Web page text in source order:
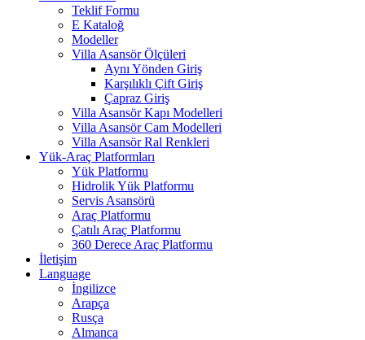
Teklif Formu
E Kataloğ
Modeller
Villa Asansör Ölçüleri
Aynı Yönden Giriş
Karşılıklı Çift Giriş
Çapraz Giriş
Villa Asansör Kapı Modelleri
Villa Asansör Cam Modelleri
Villa Asansör Ral Renkleri
Yük-Araç Platformları
Yük Platformu
Hidrolik Yük Platformu
Servis Asansörü
Araç Platformu
Çatılı Araç Platformu
360 Derece Araç Platformu
İletişim
Language
İngilizce
Arapça
Rusça
Almanca